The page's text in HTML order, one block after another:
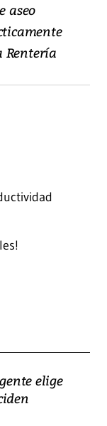
aseo
Rentería
elige